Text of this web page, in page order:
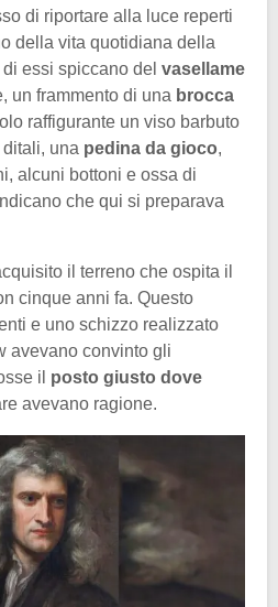
di riportare alla luce reperti
della vita quotidiana della
essi spiccano del vasellame
un frammento di una brocca
raffigurante un viso barbuto
una pedina da gioco,
alcuni bottoni e ossa di
che qui si preparava
il terreno che ospita il
cinque anni fa. Questo
e uno schizzo realizzato
avevano convinto gli
il posto giusto dove
avevano ragione.